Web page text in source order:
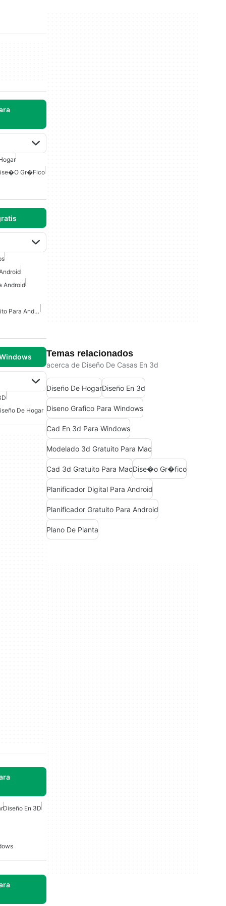
Gr�fico
Android
Planificador Digital Gratuito Para Android
De Hogar
Diseño En 3D
Temas relacionados
acerca de Diseño De Casas En 3d
Diseño De HogarDiseño En 3d
Diseno Grafico Para Windows
Cad En 3d Para Windows
Modelado 3d Gratuito Para Mac
Cad 3d Gratuito Para MacDise�o Gr�fico
Planificador Digital Para Android
Planificador Gratuito Para Android
Plano De Planta